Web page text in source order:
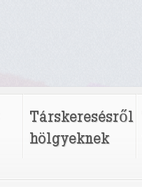
Társkeresésről
hölgyeknek